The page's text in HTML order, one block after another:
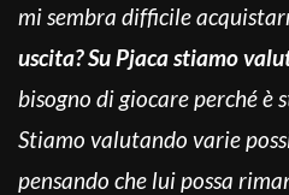
mi sembra difficile
uscita? Su Pjaca stiamo
bisogno di giocare perché è
Stiamo valutando varie
pensando che lui possa